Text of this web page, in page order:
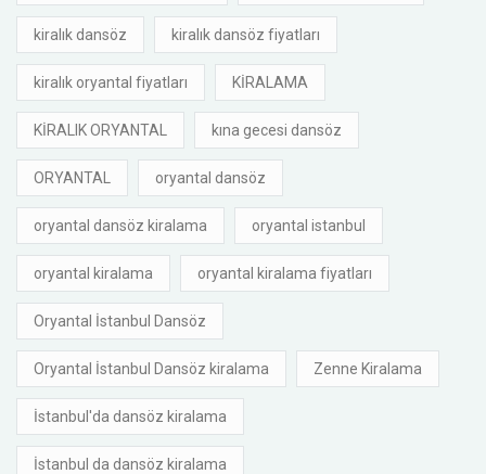
kiralık dansöz kiralık dansöz fiyatları
kiralık oryantal fiyatları KİRALAMA
KİRALIK ORYANTAL kına gecesi dansöz
ORYANTAL oryantal dansöz
oryantal dansöz kiralama oryantal istanbul
oryantal kiralama oryantal kiralama fiyatları
Oryantal İstanbul Dansöz
Oryantal İstanbul Dansöz kiralama Zenne Kiralama
İstanbul'da dansöz kiralama
İstanbul da dansöz kiralama